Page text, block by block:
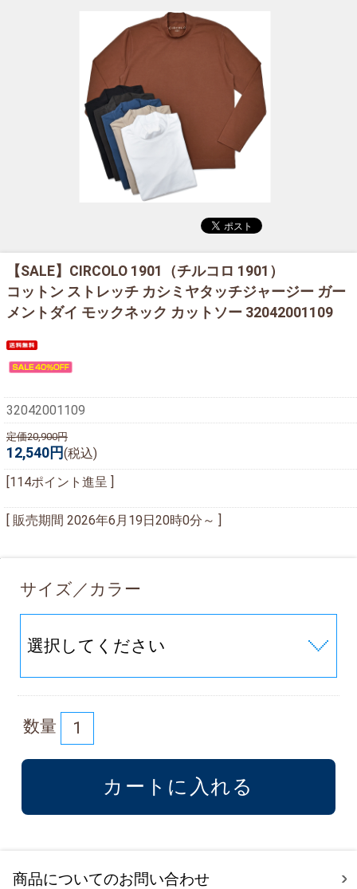
【SALE】 CIRCOLO 1901（チルコロ 1901）
コットン ストレッチ カシミヤタッチジャージー ガー
メントダイ モックネック カットソー 32042001109
32042001109
定価20,900円
12,540円(税込)
[114ポイント進呈 ]
[ 販売期間 2026年6月19日20時0分 ～ ]
サイズ／カラー
数量
商品についてのお問い合わせ